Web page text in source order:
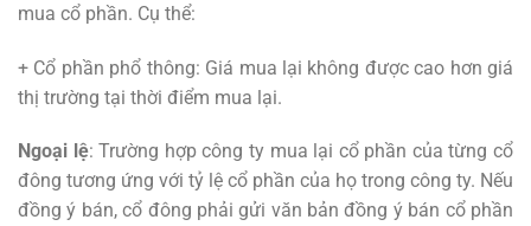
mua cổ phần. Cụ thể:
+ Cổ phần phổ thông: Giá mua lại không được cao hơn giá
thị trường tại thời điểm mua lại.
Ngoại lệ: Trường hợp công ty mua lại cổ phần của từng cổ
đông tương ứng với tỷ lệ cổ phần của họ trong công ty. Nếu
đồng ý bán, cổ đông phải gửi văn bản đồng ý bán cổ phần